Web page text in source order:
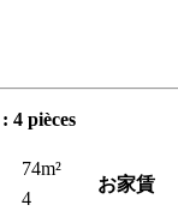
4 pièces
74m²
4
お家賃